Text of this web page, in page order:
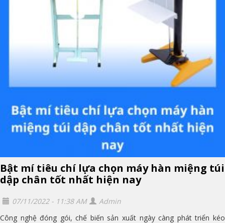
Bật mí tiêu chí lựa chọn máy hàn miệng túi
dập chân tốt nhất hiện nay
07/11/2022 - 11:38 AM
Admin
Công nghệ đóng gói, chế biến sản xuất ngày càng phát triển kéo